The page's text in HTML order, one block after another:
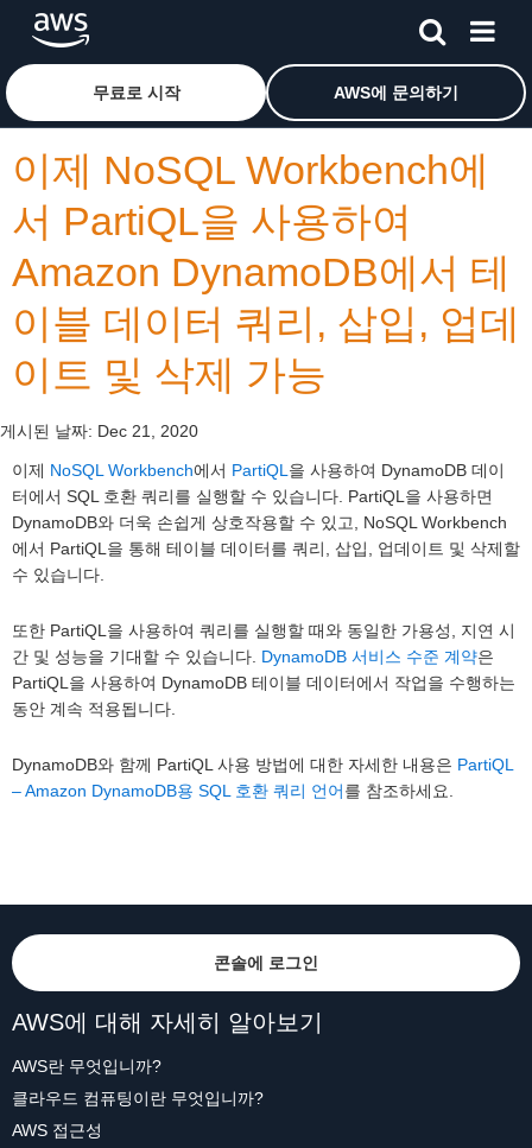
메인 콘텐츠로 건너뛰기Amazon Web Services 홈 페이지로 돌아가려면 여기를 클
무료로 시작 AWS에 문의하기
이제 NoSQL Workbench에
서 PartiQL을 사용하여
Amazon DynamoDB에서 테
이블 데이터 쿼리, 삽입, 업데
이트 및 삭제 가능
게시된 날짜: Dec 21, 2020
이제 NoSQL Workbench에서 PartiQL 을 사용하여 DynamoDB 데이
터에서 SQL 호환 쿼리를 실행할 수 있습니다. PartiQL을 사용하면
DynamoDB와 더욱 손쉽게 상호작용할 수 있고, NoSQL Workbench
에서 PartiQL을 통해 테이블 데이터를 쿼리, 삽입, 업데이트 및 삭제할
수 있습니다.
또한 PartiQL을 사용하여 쿼리를 실행할 때와 동일한 가용성, 지연 시
간 및 성능을 기대할 수 있습니다. DynamoDB 서비스 수준 계약은
PartiQL을 사용하여 DynamoDB 테이블 데이터에서 작업을 수행하는
동안 계속 적용됩니다.
DynamoDB와 함께 PartiQL 사용 방법에 대한 자세한 내용은 PartiQL
– Amazon DynamoDB용 SQL 호환 쿼리 언어를 참조하세요.
콘솔에 로그인
AWS에 대해 자세히 알아보기
AWS란 무엇입니까?
클라우드 컴퓨팅이란 무엇입니까?
AWS 접근성